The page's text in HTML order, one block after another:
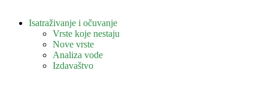
Isatraživanje i očuvanje
Vrste koje nestaju
Nove vrste
Analiza vode
Izdavaštvo